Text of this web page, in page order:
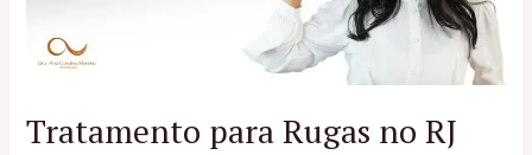
Tratamento para Rugas no RJ